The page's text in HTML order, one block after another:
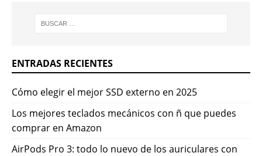
ENTRADAS RECIENTES
Cómo elegir el mejor SSD externo en 2025
Los mejores teclados mecánicos con ñ que puedes
comprar en Amazon
AirPods Pro 3: todo lo nuevo de los auriculares con